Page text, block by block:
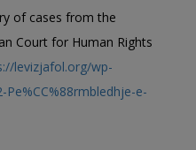
of cases from the
Court for Human Rights
levizjafol.org/wp-
e-